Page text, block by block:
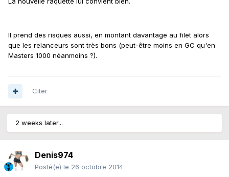
Il prend des risques aussi, en montant davantage au filet alors
que les relanceurs sont très bons (peut-être moins en GC qu'en
Masters 1000 néanmoins ?).
Citer
2 weeks later...
Denis974
Posté(e) le 26 octobre 2014